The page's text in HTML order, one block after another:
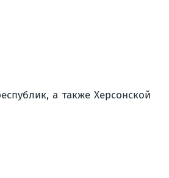
а также Херсонской